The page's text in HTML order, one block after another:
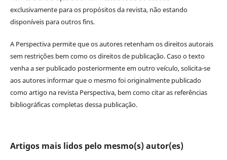
exclusivamente para os propósitos da revista, não estando
disponíveis para outros fins.
A Perspectiva permite que os autores retenham os direitos autorais
sem restrições bem como os direitos de publicação. Caso o texto
venha a ser publicado posteriormente em outro veículo, solicita-se
aos autores informar que o mesmo foi originalmente publicado
como artigo na revista Perspectiva, bem como citar as referências
bibliográficas completas dessa publicação.
Artigos mais lidos pelo mesmo(s) autor(es)